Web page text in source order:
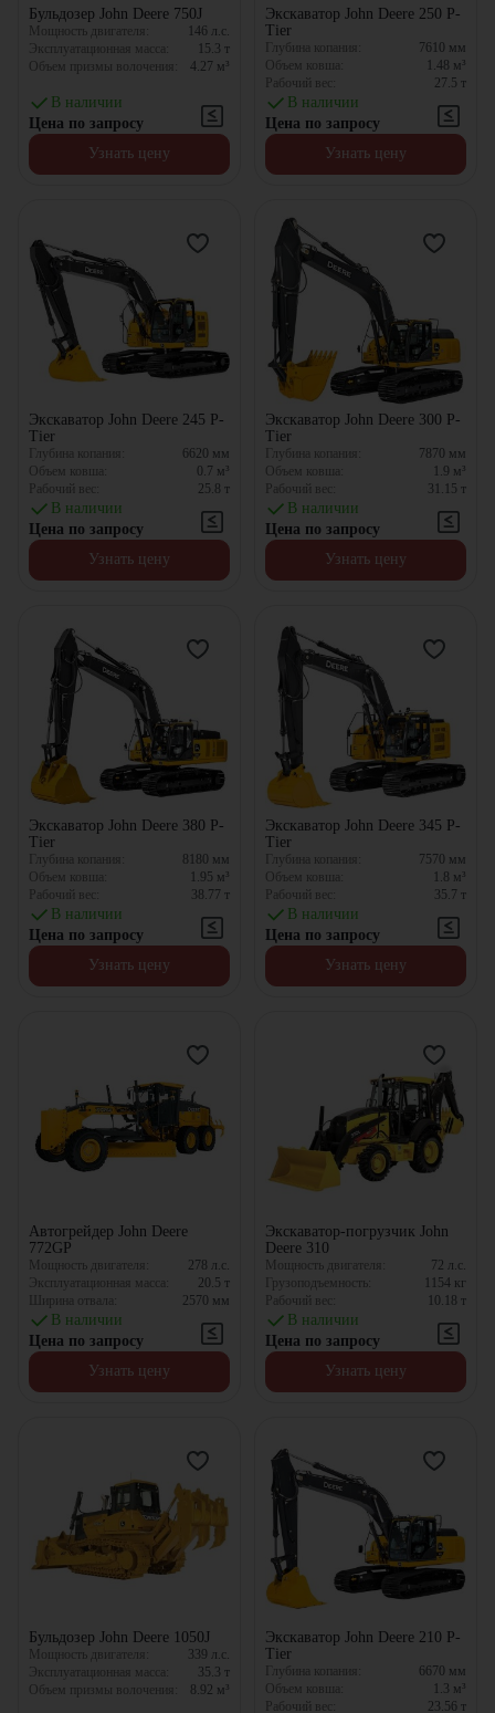
Бульдозер John Deere 750J
Мощность двигателя: 146 л.с.
Эксплуатационная масса:
15.3 т
Объем призмы волочения:
4.27 м³
В наличии
Цена по запросу
Узнать цену
Экскаватор John Deere 250 P-
Tier
Глубина копания: 7610 мм
Объем ковша:
1.48 м³
Рабочий вес:
27.5 т
В наличии
Цена по запросу
Узнать цену
Экскаватор John Deere 245 P-
Tier
Глубина копания: 6620 мм
Объем ковша:
0.7 м³
Рабочий вес:
25.8 т
В наличии
Цена по запросу
Узнать цену
Экскаватор John Deere 300 P-
Tier
Глубина копания: 7870 мм
Объем ковша:
1.9 м³
Рабочий вес:
31.15 т
В наличии
Цена по запросу
Узнать цену
Экскаватор John Deere 380 P-
Tier
Глубина копания: 8180 мм
Объем ковша:
1.95 м³
Рабочий вес:
38.77 т
В наличии
Цена по запросу
Узнать цену
Экскаватор John Deere 345 P-
Tier
Глубина копания: 7570 мм
Объем ковша:
1.8 м³
Рабочий вес:
35.7 т
В наличии
Цена по запросу
Узнать цену
Автогрейдер John Deere
772GP
Мощность двигателя: 278 л.с.
Эксплуатационная масса:
20.5 т
Ширина отвала:
2570 мм
В наличии
Цена по запросу
Узнать цену
Экскаватор-погрузчик John
Deere 310
Мощность двигателя: 72 л.с.
Грузоподъемность:
1154 кг
Рабочий вес:
10.18 т
В наличии
Цена по запросу
Узнать цену
Бульдозер John Deere 1050J
Мощность двигателя: 339 л.с.
Эксплуатационная масса:
35.3 т
Объем призмы волочения:
8.92 м³
Экскаватор John Deere 210 P-
Tier
Глубина копания: 6670 мм
Объем ковша:
1.3 м³
Рабочий вес:
23.56 т